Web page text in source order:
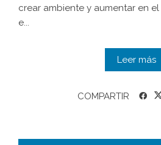
crear ambiente y aumentar en
e...
Leer más
COMPARTIR